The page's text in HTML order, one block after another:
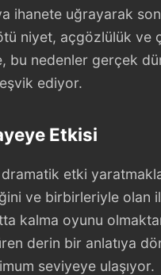
ihanete uğrayarak
niyet, açgözlülük ve
bu nedenler gerçek
ediyor.
Etkisi
etki
ve birbirleriyle olan
kalma oyunu
derin bir anlatıya
seviyeye ulaşıyor.